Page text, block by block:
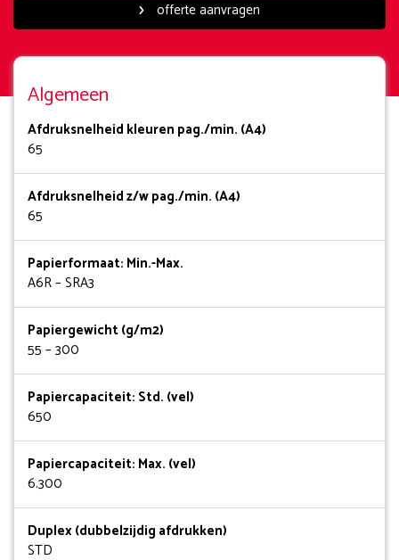
offerte aanvragen
Algemeen
Afdruksnelheid kleuren pag./min. (A4)
65
Afdruksnelheid z/w pag./min. (A4)
65
Papierformaat: Min.-Max.
A6R – SRA3
Papiergewicht (g/m2)
55 – 300
Papiercapaciteit: Std. (vel)
650
Papiercapaciteit: Max. (vel)
6.300
Duplex (dubbelzijdig afdrukken)
STD